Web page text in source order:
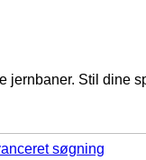
jernbaner. Stil dine
søgning